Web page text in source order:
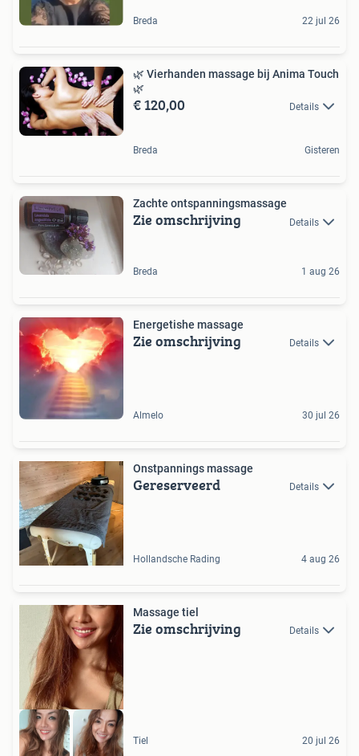
Breda 22 jul 26
🌿 Vierhanden massage bij Anima Touch
🌿
€ 120,00 Details
Breda Gisteren
Zachte ontspanningsmassage
Zie omschrijving Details
Breda 1 aug 26
Energetishe massage
Zie omschrijving Details
Almelo 30 jul 26
Onstpannings massage
Gereserveerd Details
Hollandsche Rading 4 aug 26
Massage tiel
Zie omschrijving Details
Tiel 20 jul 26